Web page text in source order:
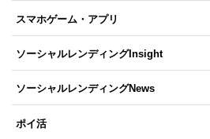
スマホゲーム・アプリ
ソーシャルレンディングInsight
ソーシャルレンディングNews
ポイ活